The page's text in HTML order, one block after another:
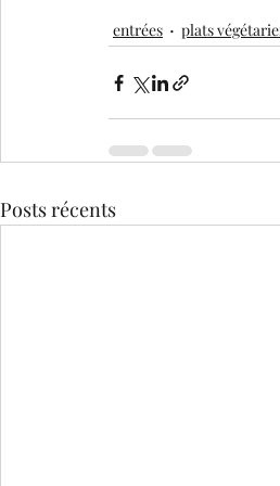
entrées plats
Posts récents